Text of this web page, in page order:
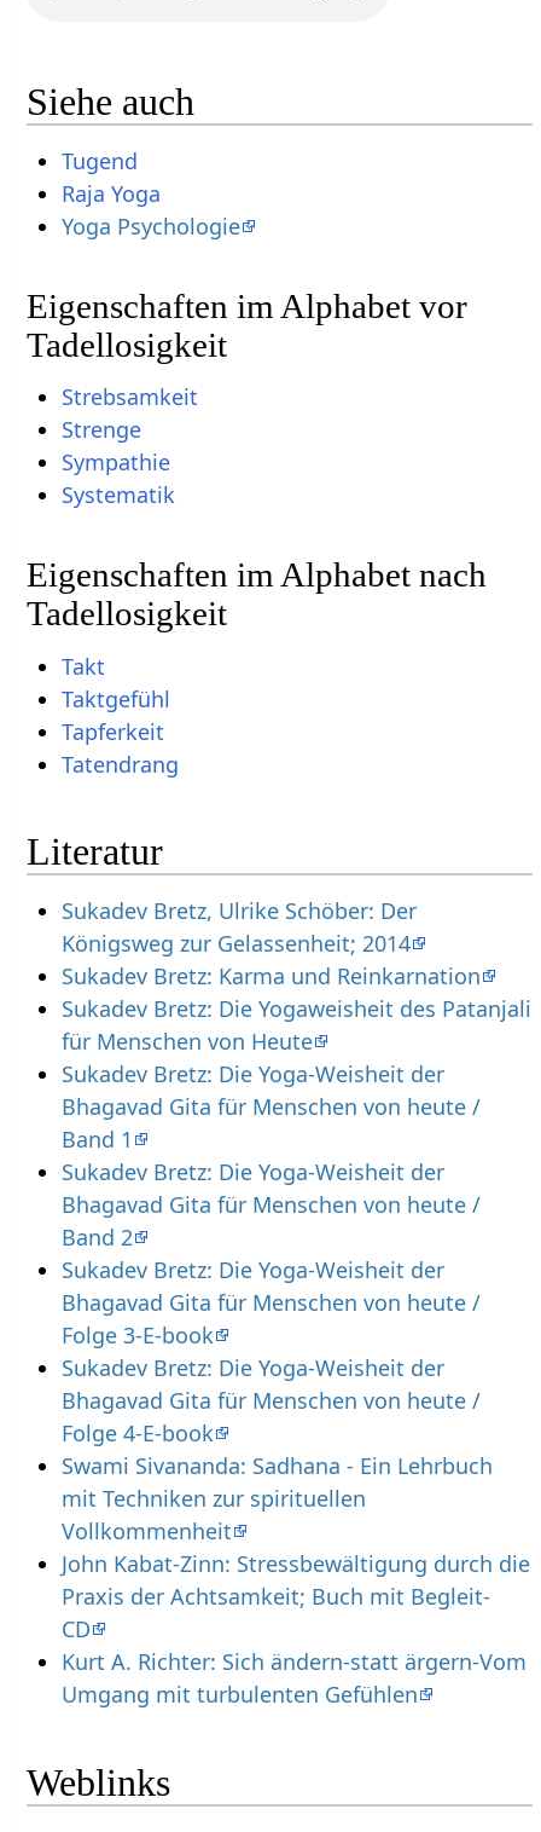
Siehe auch
Tugend
Raja Yoga
Yoga Psychologie
Eigenschaften im Alphabet vor
Tadellosigkeit
Strebsamkeit
Strenge
Sympathie
Systematik
Eigenschaften im Alphabet nach
Tadellosigkeit
Takt
Taktgefühl
Tapferkeit
Tatendrang
Literatur
Sukadev Bretz, Ulrike Schöber: Der
Königsweg zur Gelassenheit; 2014
Sukadev Bretz: Karma und Reinkarnation
Sukadev Bretz: Die Yogaweisheit des Patanjali
für Menschen von Heute
Sukadev Bretz: Die Yoga-Weisheit der
Bhagavad Gita für Menschen von heute /
Band 1
Sukadev Bretz: Die Yoga-Weisheit der
Bhagavad Gita für Menschen von heute /
Band 2
Sukadev Bretz: Die Yoga-Weisheit der
Bhagavad Gita für Menschen von heute /
Folge 3-E-book
Sukadev Bretz: Die Yoga-Weisheit der
Bhagavad Gita für Menschen von heute /
Folge 4-E-book
Swami Sivananda: Sadhana - Ein Lehrbuch
mit Techniken zur spirituellen
Vollkommenheit
John Kabat-Zinn: Stressbewältigung durch die
Praxis der Achtsamkeit; Buch mit Begleit-
CD
Kurt A. Richter: Sich ändern-statt ärgern-Vom
Umgang mit turbulenten Gefühlen
Weblinks